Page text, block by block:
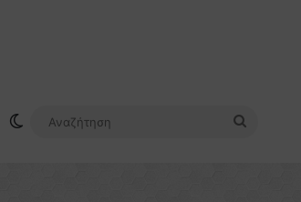
Google Play
Switch skin